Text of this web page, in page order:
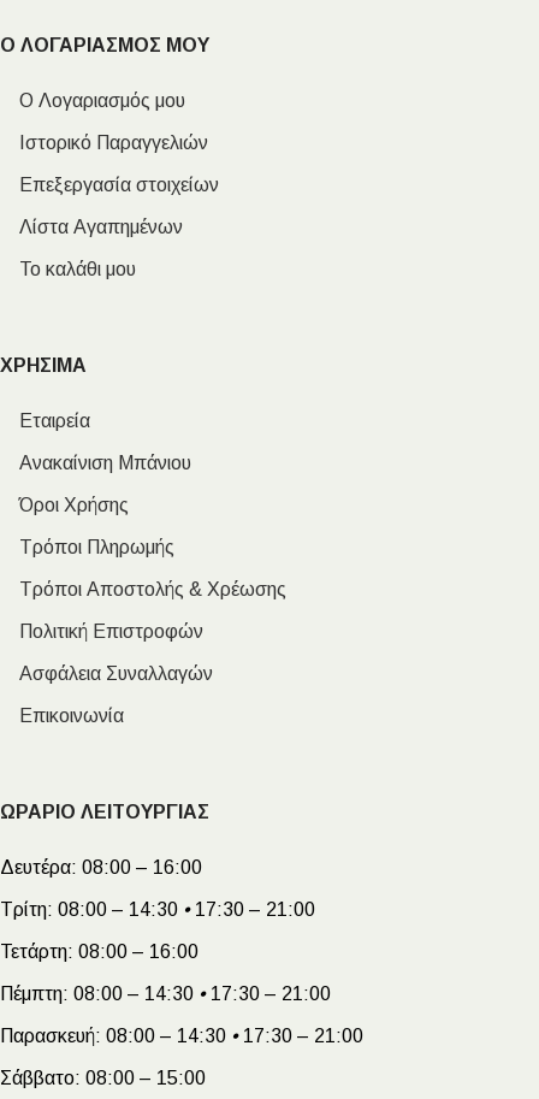
Ο ΛΟΓΑΡΙΑΣΜΟΣ ΜΟΥ
Ο Λογαριασμός μου
Ιστορικό Παραγγελιών
Επεξεργασία στοιχείων
Λίστα Αγαπημένων
Το καλάθι μου
ΧΡΗΣΙΜΑ
Εταιρεία
Ανακαίνιση Μπάνιου
Όροι Χρήσης
Τρόποι Πληρωμής
Τρόποι Αποστολής & Χρέωσης
Πολιτική Επιστροφών
Ασφάλεια Συναλλαγών
Επικοινωνία
ΩΡΑΡΙΟ ΛΕΙΤΟΥΡΓΙΑΣ
Δευτέρα: 08:00 – 16:00
Τρίτη: 08:00 – 14:30 •17:30 – 21:00
Τετάρτη: 08:00 – 16:00
Πέμπτη: 08:00 – 14:30 •17:30 – 21:00
Παρασκευή: 08:00 – 14:30 •17:30 – 21:00
Σάββατο: 08:00 – 15:00